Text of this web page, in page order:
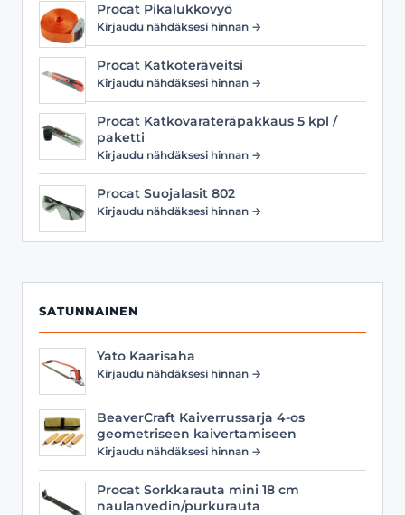
Procat Pikalukkovyö
Kirjaudu nähdäksesi hinnan →
Procat Katkoteräveitsi
Kirjaudu nähdäksesi hinnan →
Procat Katkovarateräpakkaus 5 kpl /
paketti
Kirjaudu nähdäksesi hinnan →
Procat Suojalasit 802
Kirjaudu nähdäksesi hinnan →
SATUNNAINEN
Yato Kaarisaha
Kirjaudu nähdäksesi hinnan →
BeaverCraft Kaiverrussarja 4-os
geometriseen kaivertamiseen
Kirjaudu nähdäksesi hinnan →
Procat Sorkkarauta mini 18 cm
naulanvedin/purkurauta